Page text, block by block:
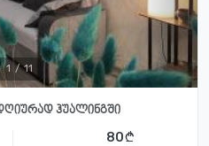
1 / 11
ჰუალინგში
80